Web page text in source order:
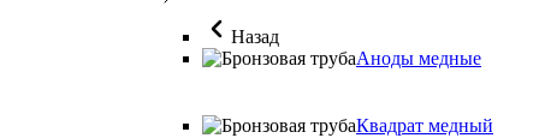
Назад
Аноды медные
Квадрат медный